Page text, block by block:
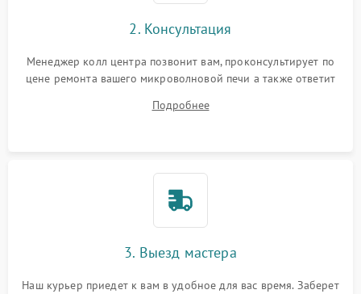
2. Консультация
Менеджер колл центра позвонит вам, проконсультирует по
цене ремонта вашего микроволновой печи а также ответит
Подробнее
3. Выезд мастера
Наш курьер приедет к вам в удобное для вас время. Заберет